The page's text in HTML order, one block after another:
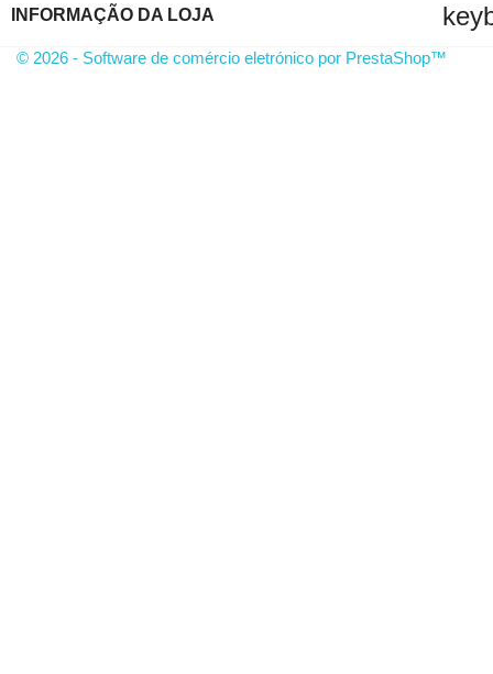
INFORMAÇÃO DA LOJA
© 2026 - Software de comércio eletrónico por PrestaShop™